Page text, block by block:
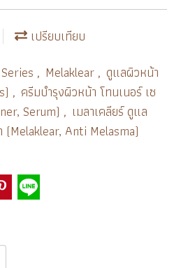
เปรียบเทียบ
Series , Melaklear , ดูแลผิวหน้า
, ครีมบำรุงผิวหน้า โทนเนอร์ เซ
Serum) , เมลาเคลียร์ ดูแล
(Melaklear, Anti Melasma)